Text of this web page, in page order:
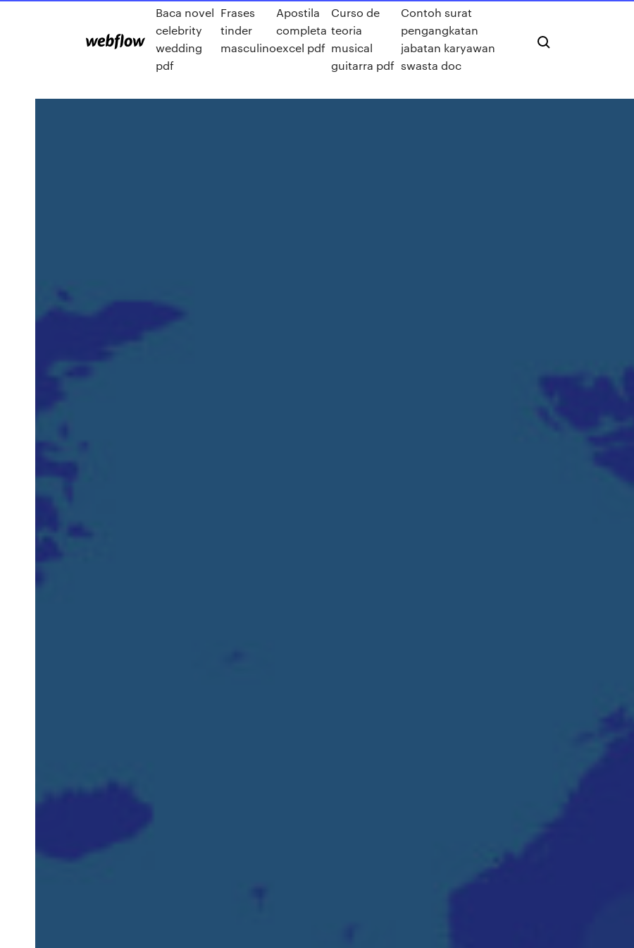
Baca novel
celebrity
wedding
pdf
Frases
tinder
masculino
Apostila
completa
excel pdf
Curso de
teoria
musical
guitarra pdf
Contoh surat
pengangkatan
jabatan karyawan
swasta doc